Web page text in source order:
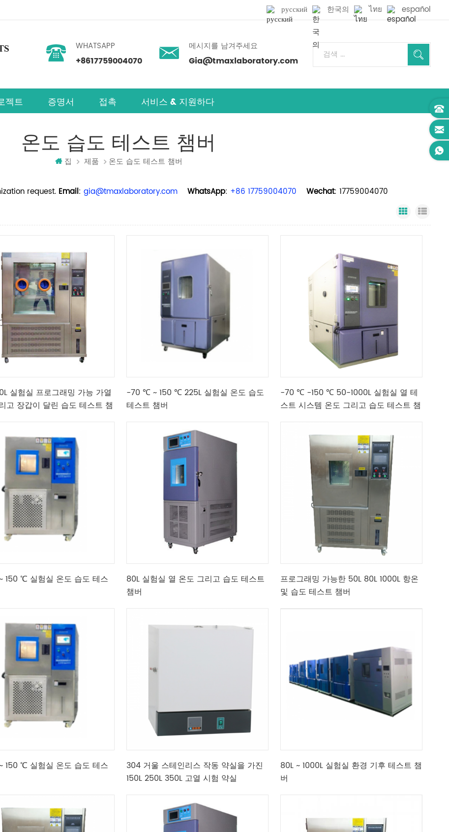
русский 한국의 ไทย español
WHATSAPP
+8617759004070
메시지를 남겨주세요
Gia@tmaxlaboratory.com
젝트 증명서 접촉 서비스 & 지원하다
온도 습도 테스트 챔버
집 제품 온도 습도 테스트 챔버
request. Email: gia@tmaxlaboratory.com WhatsApp: +86 17759004070 Wechat: 17759004070
Grid View
실험실 프로그래밍 가능 가열
고 장갑이 달린 습도 테스트 챔
-70 ℃ ~ 150 ℃ 225L 실험실 온도 습도
테스트 챔버
-70 ℃ -150 ℃ 50-1000L 실험실 열 테
스트 시스템 온도 그리고 습도 테스트 챔
℃ 실험실 온도 습도 테스
80L 실험실 열 온도 그리고 습도 테스트
챔버
프로그래밍 가능한 50L 80L 1000L 항온
및 습도 테스트 챔버
℃ 실험실 온도 습도 테스
304 거울 스테인리스 작동 약실을 가진
150L 250L 350L 고열 시험 약실
80L ~ 1000L 실험실 환경 기후 테스트 챔
버